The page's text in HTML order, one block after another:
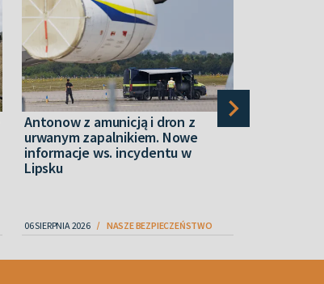
Antonow z amunicją i dron z
urwanym zapalnikiem. Nowe
informacje ws. incydentu w
Lipsku
06 SIERPNIA 2026 NASZE BEZPIECZEŃSTWO